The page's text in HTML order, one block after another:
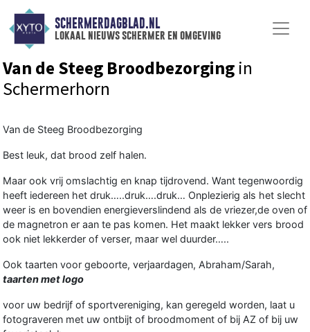
SCHERMERDAGBLAD.NL
lokaal nieuws schermer en omgeving
Van de Steeg Broodbezorging in
Schermerhorn
Van de Steeg Broodbezorging
Best leuk, dat brood zelf halen.
Maar ook vrij omslachtig en knap tijdrovend. Want tegenwoordig
heeft iedereen het druk…..druk….druk… Onplezierig als het slecht
weer is en bovendien energieverslindend als de vriezer,de oven of
de magnetron er aan te pas komen. Het maakt lekker vers brood
ook niet lekkerder of verser, maar wel duurder…..
Ook taarten voor geboorte, verjaardagen, Abraham/Sarah,
taarten met logo
voor uw bedrijf of sportvereniging, kan geregeld worden, laat u
fotograveren met uw ontbijt of broodmoment of bij AZ of bij uw